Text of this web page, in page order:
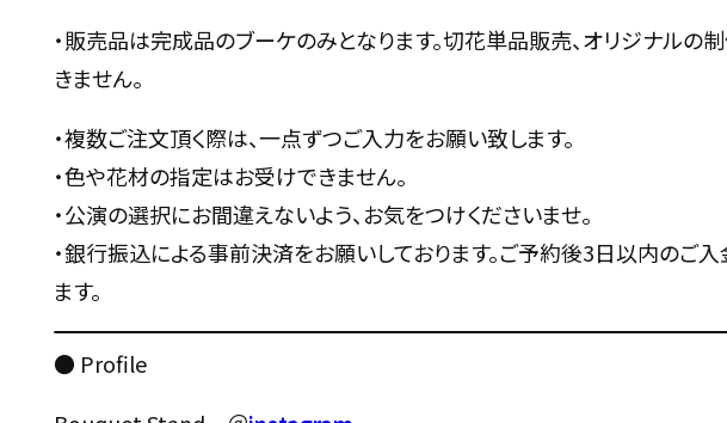
・販売品は完成品のブーケのみとなります。切花単品販売、オリジナルの
きません。
・複数ご注文頂く際は、一点ずつご入力をお願い致します。
・色や花材の指定はお受けできません。
・公演の選択にお間違えないよう、お気をつけくださいませ。
・銀行振込による事前決済をお願いしております。ご予約後3日以内のご
ます。
● Profile